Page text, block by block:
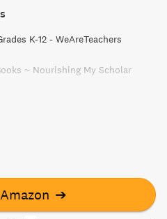
where you wash your
a place where shoes
and crocodiles go to the
collection of poems
of imagination and will
K-12 - WeAreTeachers
~ Nourishing My Scholar
➔